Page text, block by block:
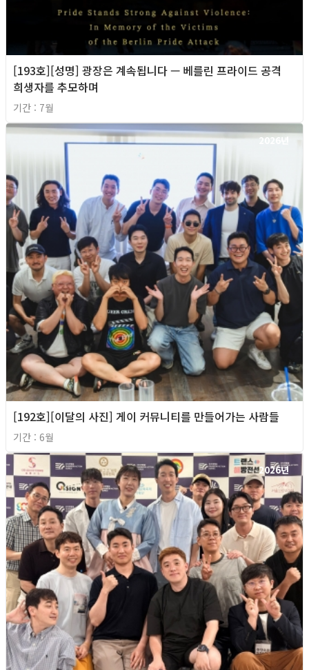
[193호][성명] 광장은 계속됩니다 — 베를린 프라이드 공격
희생자를 추모하며
기간 : 7월
2026년
[192호][이달의 사진] 게이 커뮤니티를 만들어가는 사람들
기간 : 6월
2026년